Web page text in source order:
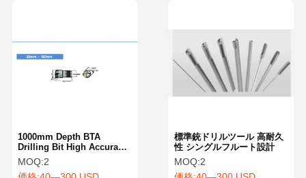
標準銃ドリルツール 高耐久
性 シングルフルート設計
MOQ:2
1000mm Depth BTA
Drilling Bit High Accuracy
With Robust Design
MOQ:2